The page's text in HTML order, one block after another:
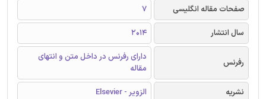
صفحات مقاله انگلیسی
7
سال انتشار
2014
رفرنس
دارای رفرنس در داخل متن و انتهای
مقاله
نشریه
الزویر - Elsevier